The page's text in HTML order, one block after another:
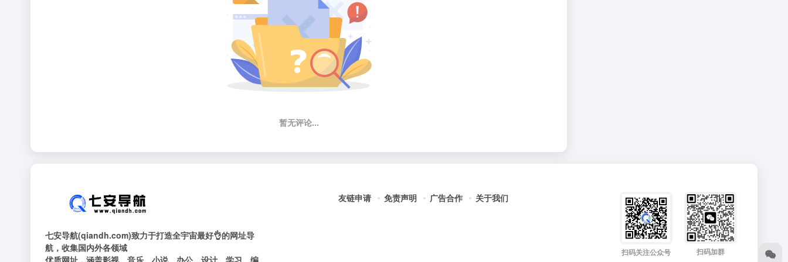
暂无评论...
七安导航(qiandh.com)致力于打造全宇宙最好👌的网址导
航，收集国内外各领域
友链申请 免责声明 广告合作 关于我们
扫码关注公众号 扫码加群